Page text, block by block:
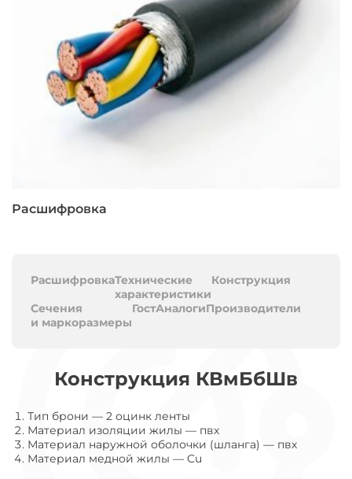
Расшифровка
РасшифровкаТехнические
характеристики
Конструкция
Сечения
и маркоразмеры
ГостАналогиПроизводители
Конструкция КВмБбШв
Тип брони — 2 оцинк ленты
Материал изоляции жилы — пвх
Материал наружной оболочки (шланга) — пвх
Материал медной жилы — Cu